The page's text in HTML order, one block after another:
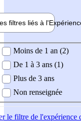
filtres liés à l'
demandée
Moins de 1 an (2)
De 1 à 3 ans (1)
Plus de 3 ans
Non renseignée
le filtre de l'expérience